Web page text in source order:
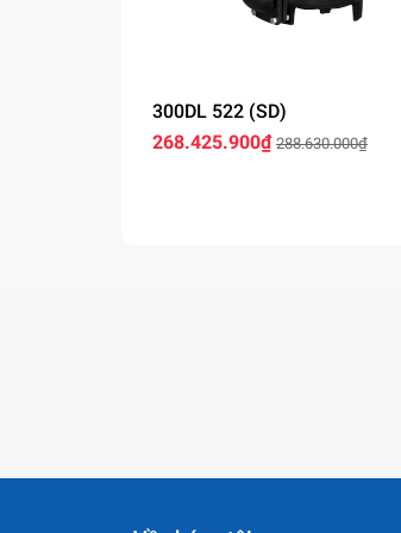
300DL 522 (SD)
268.425.900₫ 288.630.000₫